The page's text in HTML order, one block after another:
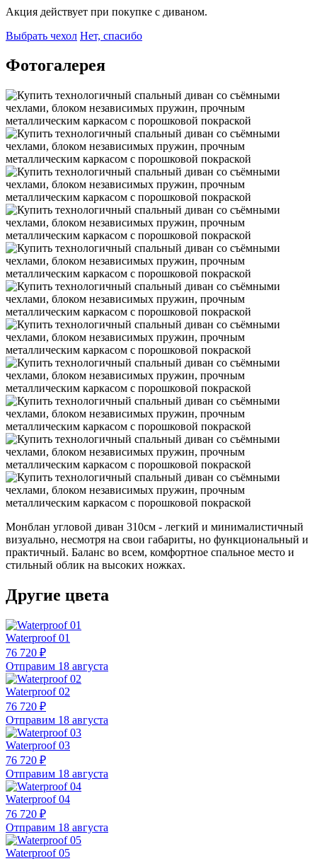
Акция действует при покупке с диваном.
Выбрать чехол Нет, спасибо
Фотогалерея
Монблан угловой диван 310см - легкий и минималистичный
визуально, несмотря на свои габариты, но функциональный и
практичный. Баланс во всем, комфортное спальное место и
стильный облик на высоких ножках.
Другие цвета
Waterproof 01
76 720 ₽
Отправим 18 августа
Waterproof 02
76 720 ₽
Отправим 18 августа
Waterproof 03
76 720 ₽
Отправим 18 августа
Waterproof 04
76 720 ₽
Отправим 18 августа
Waterproof 05